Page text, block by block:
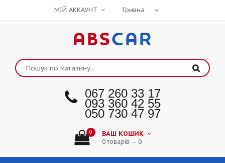
МІЙ АККАУНТ
ABSCAR
067 260 33 17
093 360 42 55
050 730 47 97
0 ВАШ КОШИК
0 товарів — 0